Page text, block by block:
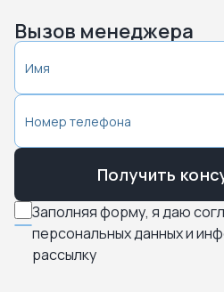
Вызов менеджера
Заполняя форму, я даю
персональных данных и
рассылку
Получить